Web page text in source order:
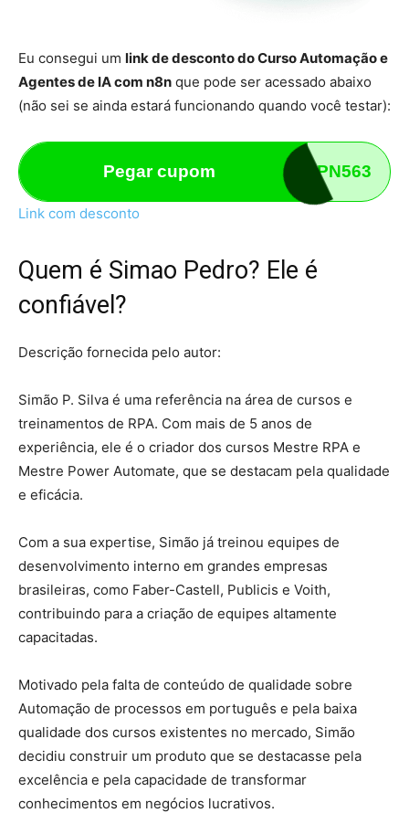
Eu consegui um link de desconto do Curso Automação e
Agentes de IA com n8n que pode ser acessado abaixo
(não sei se ainda estará funcionando quando você testar):
Pegar cupom IJMPN563
Link com desconto
Quem é Simao Pedro? Ele é
confiável?
Descrição fornecida pelo autor:
Simão P. Silva é uma referência na área de cursos e
treinamentos de RPA. Com mais de 5 anos de
experiência, ele é o criador dos cursos Mestre RPA e
Mestre Power Automate, que se destacam pela qualidade
e eficácia.
Com a sua expertise, Simão já treinou equipes de
desenvolvimento interno em grandes empresas
brasileiras, como Faber-Castell, Publicis e Voith,
contribuindo para a criação de equipes altamente
capacitadas.
Motivado pela falta de conteúdo de qualidade sobre
Automação de processos em português e pela baixa
qualidade dos cursos existentes no mercado, Simão
decidiu construir um produto que se destacasse pela
excelência e pela capacidade de transformar
conhecimentos em negócios lucrativos.